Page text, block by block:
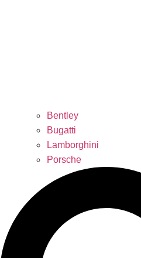
Bentley
Bugatti
Lamborghini
Porsche